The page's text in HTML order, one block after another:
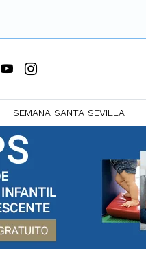
SEMANA SANTA SEVILLA